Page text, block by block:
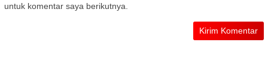
untuk komentar saya berikutnya.